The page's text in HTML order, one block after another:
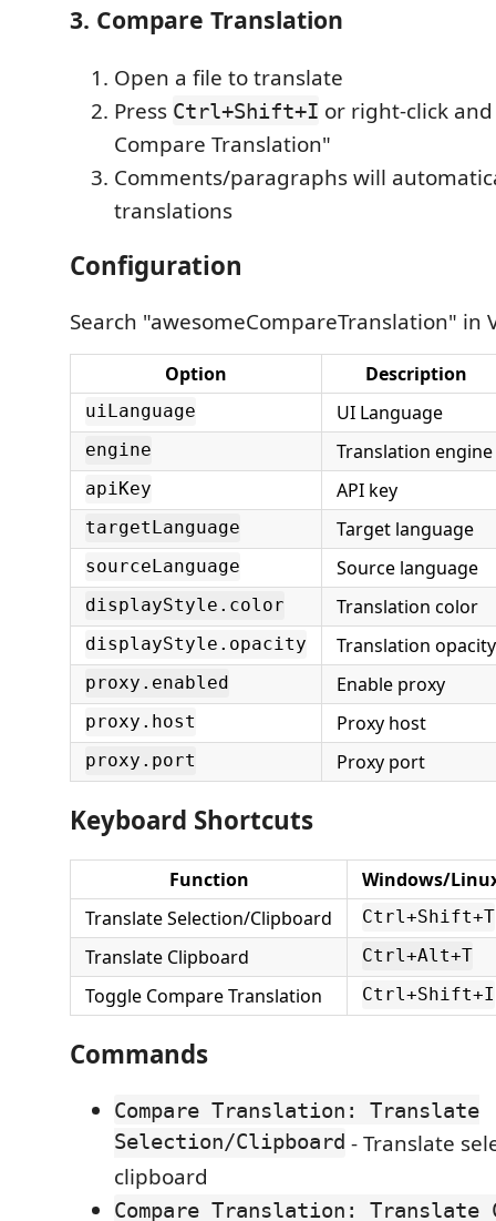
3. Compare Translation
Open a file to translate
Press Ctrl+Shift+I or right-click
Compare Translation"
Comments/paragraphs will
translations
Configuration
Search "awesomeCompareTranslation" in
Option Description
uiLanguage UI Language
engine Translation engine
apiKey API key
targetLanguage Target language
sourceLanguage Source language
displayStyle.color Translation color
displayStyle.opacity Translation opacity
proxy.enabled Enable proxy
proxy.host Proxy host
proxy.port Proxy port
Keyboard Shortcuts
Function
Windows/
Translate Selection/Clipboard
Ctrl+Shift+T
Translate Clipboard Ctrl+Alt+T
Toggle Compare Translation Ctrl+Shift+I
Commands
Compare Translation: Translate
Selection/Clipboard - Translate
clipboard
Compare Translation: Translate